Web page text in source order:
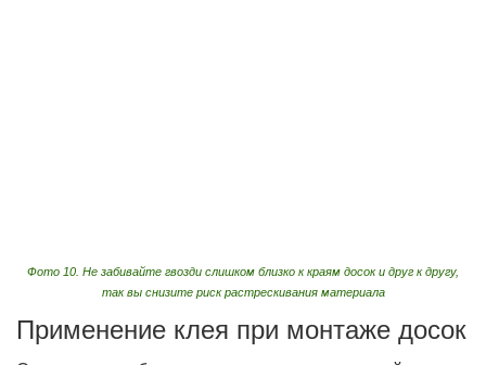
Фото 10. Не забивайте гвозди слишком близко к краям досок и друг к другу,
так вы снизите риск растрескивания материала
Применение клея при монтаже досок